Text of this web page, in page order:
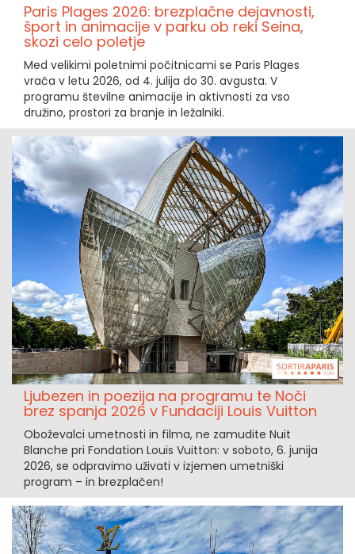
Paris Plages 2026: brezplačne dejavnosti,
šport in animacije v parku ob reki Seina,
skozi celo poletje
Med velikimi poletnimi počitnicami se Paris Plages
vrača v letu 2026, od 4. julija do 30. avgusta. V
programu številne animacije in aktivnosti za vso
družino, prostori za branje in ležalniki.
Ljubezen in poezija na programu te Noči
brez spanja 2026 v Fundaciji Louis Vuitton
Oboževalci umetnosti in filma, ne zamudite Nuit
Blanche pri Fondation Louis Vuitton: v soboto, 6. junija
2026, se odpravimo uživati v izjemen umetniški
program – in brezplačen!